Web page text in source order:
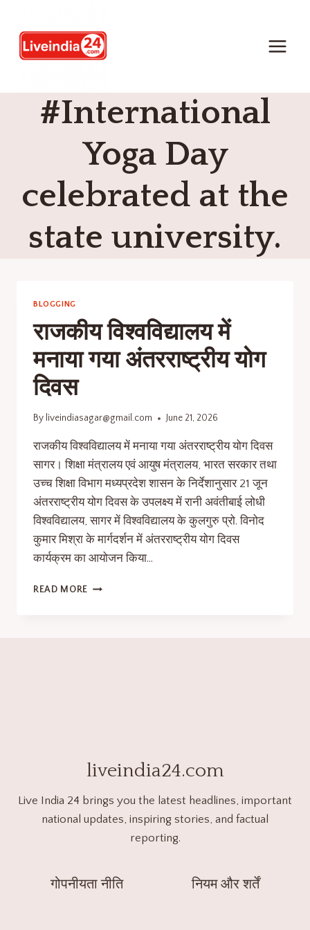
#International
Yoga Day
celebrated at the
state university.
BLOGGING
राजकीय विश्वविद्यालय में
मनाया गया अंतरराष्ट्रीय योग
दिवस
By liveindiasagar@gmail.com June 21, 2026
राजकीय विश्वविद्यालय में मनाया गया अंतरराष्ट्रीय योग दिवस
सागर। शिक्षा मंत्रालय एवं आयुष मंत्रालय, भारत सरकार तथा
उच्च शिक्षा विभाग मध्यप्रदेश शासन के निर्देशानुसार 21 जून
अंतरराष्ट्रीय योग दिवस के उपलक्ष्य में रानी अवंतीबाई लोधी
विश्वविद्यालय, सागर में विश्वविद्यालय के कुलगुरु प्रो. विनोद
कुमार मिश्रा के मार्गदर्शन में अंतरराष्ट्रीय योग दिवस
कार्यक्रम का आयोजन किया…
READ MORE
liveindia24.com
Live India 24 brings you the latest headlines, important
national updates, inspiring stories, and factual
reporting.
गोपनीयता नीति नियम और शर्तें